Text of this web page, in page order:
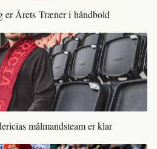
er Årets Træner i håndbold
målmandsteam er klar